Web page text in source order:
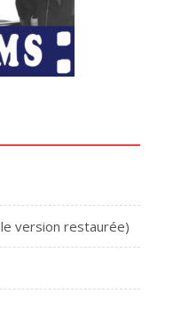
version restaurée)